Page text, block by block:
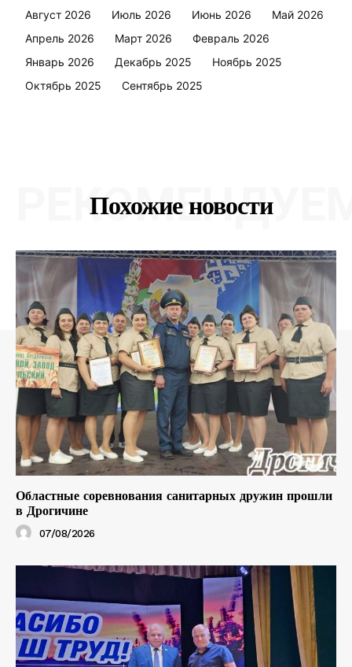
Август 2026 Июль 2026 Июнь 2026
Май 2026
Апрель 2026
Март 2026
Февраль 2026
Январь 2026
Декабрь 2025
Ноябрь 2025
Октябрь 2025
Сентябрь 2025
Похожие новости
Областные соревнования санитарных дружин прошли
в Дрогичине
07/08/2026